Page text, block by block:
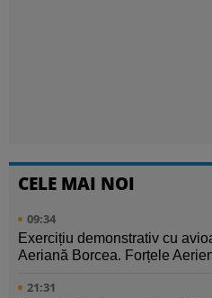
CELE MAI NOI
09:34
Exercițiu demonstrativ cu
Aeriană Borcea. Forțele
21:31